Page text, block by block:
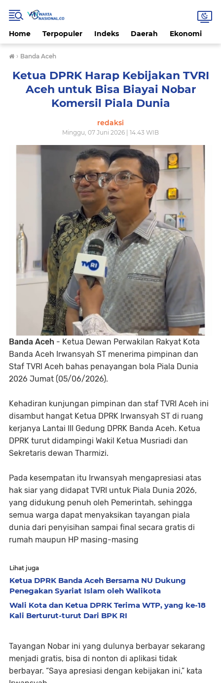
Home Terpopuler Indeks Daerah Ekonomi
› Banda Aceh
Ketua DPRK Harap Kebijakan TVRI
Aceh untuk Bisa Biayai Nobar
Komersil Piala Dunia
redaksi
Minggu, 07 Juni 2026 | 14.43 WIB
Banda Aceh - Ketua Dewan Perwakilan Rakyat Kota
Banda Aceh Irwansyah ST menerima pimpinan dan
Staf TVRI Aceh bahas penayangan bola Piala Dunia
2026 Jumat (05/06/2026).
Kehadiran kunjungan pimpinan dan staf TVRI Aceh ini
disambut hangat Ketua DPRK Irwansyah ST di ruang
kerjanya Lantai III Gedung DPRK Banda Aceh. Ketua
DPRK turut didampingi Wakil Ketua Musriadi dan
Sekretaris dewan Tharmizi.
Pada kesempatan itu Irwansyah mengapresiasi atas
hak siar yang didapat TVRI untuk Piala Dunia 2026,
yang didukung penuh oleh Pemerintah, sehingga
semua warga dapat menyaksikan tayangan piala
dunia dari penyisihan sampai final secara gratis di
rumah maupun HP masing-masing
Lihat juga
Ketua DPRK Banda Aceh Bersama NU Dukung
Penegakan Syariat Islam oleh Walikota
Wali Kota dan Ketua DPRK Terima WTP, yang ke-18
Kali Berturut-turut Dari BPK RI
Tayangan Nobar ini yang dulunya berbayar sekarang
menjadi gratis, bisa di nonton di aplikasi tidak
berbayar. “Saya apresiasi dengan kebijakan ini,” kata